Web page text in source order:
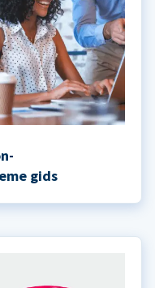
gids